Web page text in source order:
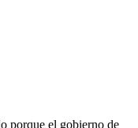
porque el gobierno de